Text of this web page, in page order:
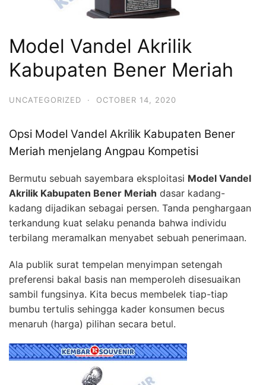
Model Vandel Akrilik
Kabupaten Bener Meriah
UNCATEGORIZED · OCTOBER 14, 2020
Opsi Model Vandel Akrilik Kabupaten Bener
Meriah menjelang Angpau Kompetisi
Bermutu sebuah sayembara eksploitasi Model Vandel
Akrilik Kabupaten Bener Meriah dasar kadang-
kadang dijadikan sebagai persen. Tanda penghargaan
terkandung kuat selaku penanda bahwa individu
terbilang meramalkan menyabet sebuah penerimaan.
Ala publik surat tempelan menyimpan setengah
preferensi bakal basis nan memperoleh disesuaikan
sambil fungsinya. Kita becus membelek tiap-tiap
bumbu tertulis sehingga kader konsumen becus
menaruh (harga) pilihan secara betul.